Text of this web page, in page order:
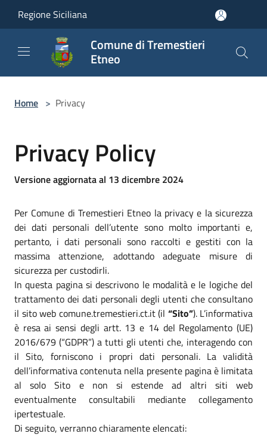
Regione Siciliana
Comune di Tremestieri
Etneo
Home > Privacy
Privacy Policy
Versione aggiornata al 13 dicembre 2024
Per Comune di Tremestieri Etneo la privacy e la sicurezza
dei dati personali dell’utente sono molto importanti e,
pertanto, i dati personali sono raccolti e gestiti con la
massima attenzione, adottando adeguate misure di
sicurezza per custodirli.
In questa pagina si descrivono le modalità e le logiche del
trattamento dei dati personali degli utenti che consultano
il sito web comune.tremestieri.ct.it (il “Sito”). L’informativa
è resa ai sensi degli artt. 13 e 14 del Regolamento (UE)
2016/679 (“GDPR”) a tutti gli utenti che, interagendo con
il Sito, forniscono i propri dati personali. La validità
dell’informativa contenuta nella presente pagina è limitata
al solo Sito e non si estende ad altri siti web
eventualmente consultabili mediante collegamento
ipertestuale.
Di seguito, verranno chiaramente elencati: